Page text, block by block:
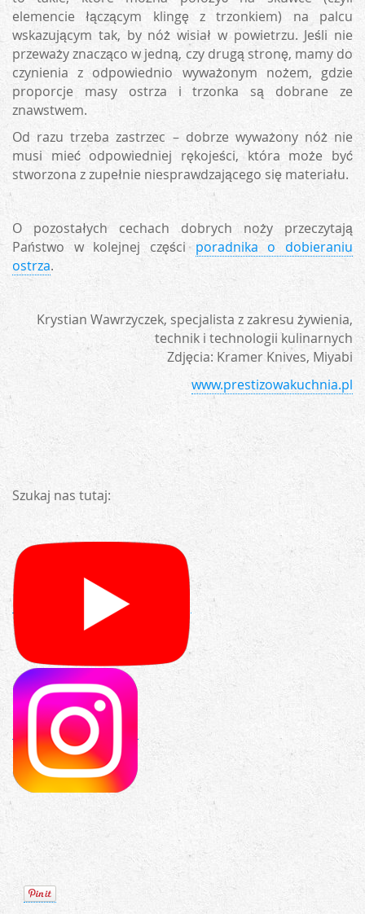
elemencie łączącym klingę z trzonkiem) na palcu
wskazującym tak, by nóż wisiał w powietrzu. Jeśli nie
przeważy znacząco w jedną, czy drugą stronę, mamy do
czynienia z odpowiednio wyważonym nożem, gdzie
proporcje masy ostrza i trzonka są dobrane ze
znawstwem.
Od razu trzeba zastrzec – dobrze wyważony nóż nie
musi mieć odpowiedniej rękojeści, która może być
stworzona z zupełnie niesprawdzającego się materiału.
O pozostałych cechach dobrych noży przeczytają
Państwo w kolejnej części poradnika o dobieraniu
ostrza.
Krystian Wawrzyczek, specjalista z zakresu żywienia,
technik i technologii kulinarnych
Zdjęcia: Kramer Knives, Miyabi
www.prestizowakuchnia.pl
Szukaj nas tutaj: